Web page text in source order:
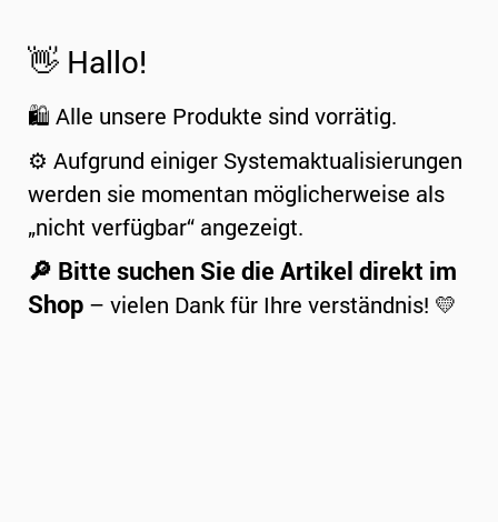
👋 Hallo!
🛍️ Alle unsere Produkte sind vorrätig.
⚙️ Aufgrund einiger Systemaktualisierungen
werden sie momentan möglicherweise als
„nicht verfügbar“ angezeigt.
🔎 Bitte suchen Sie die Artikel direkt im
Shop – vielen Dank für Ihre verständnis! 💛